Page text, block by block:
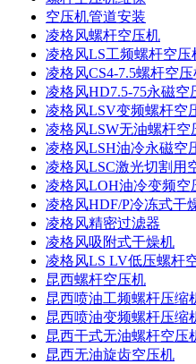
空压机管道安装
凌格风螺杆空压机
凌格风LS工频螺杆空压
凌格风CS4-7.5螺杆空
凌格风HD7.5-75永磁空
凌格风LSV变频螺杆空
凌格风LSW无油螺杆空
凌格风LSH油冷永磁空
凌格风LSC激光切割用
凌格风LOH油冷变频空
凌格风HDF/P冷冻式干
凌格风精密过滤器
凌格风吸附式干燥机
凌格风LS LV低压螺杆
昆西螺杆空压机
昆西喷油工频螺杆压缩
昆西喷油变频螺杆压缩
昆西干式无油螺杆空压
昆西无油旋齿空压机